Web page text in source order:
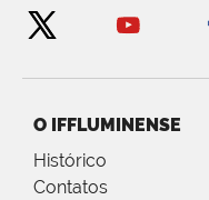
O IFFLUMINENSE
Histórico
Contatos